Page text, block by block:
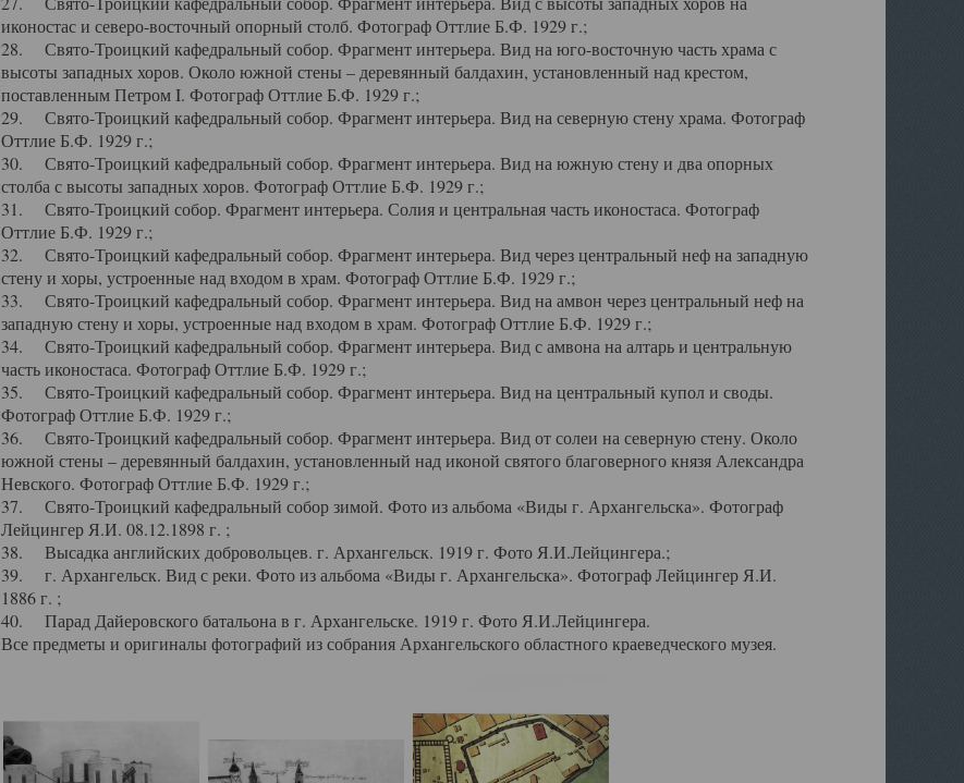
иконостас и северо-восточный опорный столб. Фотограф Оттлие Б.Ф. 1929 г.;
28. Свято-Троицкий кафедральный собор. Фрагмент интерьера. Вид на юго-восточную часть храма с
высоты западных хоров. Около южной стены – деревянный балдахин, установленный над крестом,
поставленным Петром I. Фотограф Оттлие Б.Ф. 1929 г.;
29. Свято-Троицкий кафедральный собор. Фрагмент интерьера. Вид на северную стену храма. Фотограф
Оттлие Б.Ф. 1929 г.;
30. Свято-Троицкий кафедральный собор. Фрагмент интерьера. Вид на южную стену и два опорных
столба с высоты западных хоров. Фотограф Оттлие Б.Ф. 1929 г.;
31. Свято-Троицкий собор. Фрагмент интерьера. Солия и центральная часть иконостаса. Фотограф
Оттлие Б.Ф. 1929 г.;
32. Свято-Троицкий кафедральный собор. Фрагмент интерьера. Вид через центральный неф на западную
стену и хоры, устроенные над входом в храм. Фотограф Оттлие Б.Ф. 1929 г.;
33. Свято-Троицкий кафедральный собор. Фрагмент интерьера. Вид на амвон через центральный неф на
западную стену и хоры, устроенные над входом в храм. Фотограф Оттлие Б.Ф. 1929 г.;
34. Свято-Троицкий кафедральный собор. Фрагмент интерьера. Вид с амвона на алтарь и центральную
часть иконостаса. Фотограф Оттлие Б.Ф. 1929 г.;
35. Свято-Троицкий кафедральный собор. Фрагмент интерьера. Вид на центральный купол и своды.
Фотограф Оттлие Б.Ф. 1929 г.;
36. Свято-Троицкий кафедральный собор. Фрагмент интерьера. Вид от солеи на северную стену. Около
южной стены – деревянный балдахин, установленный над иконой святого благоверного князя Александра
Невского. Фотограф Оттлие Б.Ф. 1929 г.;
37. Свято-Троицкий кафедральный собор зимой. Фото из альбома «Виды г. Архангельска». Фотограф
Лейцингер Я.И. 08.12.1898 г. ;
38. Высадка английских добровольцев. г. Архангельск. 1919 г. Фото Я.И.Лейцингера.;
39. г. Архангельск. Вид с реки. Фото из альбома «Виды г. Архангельска». Фотограф Лейцингер Я.И.
1886 г. ;
40. Парад Дайеровского батальона в г. Архангельске. 1919 г. Фото Я.И.Лейцингера.
Все предметы и оригиналы фотографий из собрания Архангельского областного краеведческого музея.